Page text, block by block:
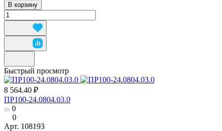
В корзину
Быстрый просмотр
8 564.40 ₽
ПР100-24.0804.03.0
0
0
Арт. 108193